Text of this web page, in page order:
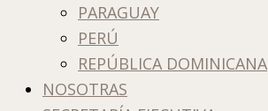
PARAGUAY
PERÚ
REPÚBLICA DOMINICANA
NOSOTRAS